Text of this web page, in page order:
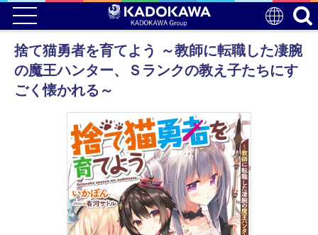
捨て猫勇者を育てよう ～教師に転職した凄腕
の魔王ハンター、Ｓランクの教え子たちにす
ごく懐かれる～